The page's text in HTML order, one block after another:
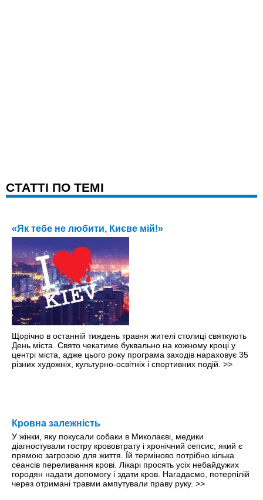
CТАТТІ ПО ТЕМІ
«Як тебе не любити, Києве мій!»
Щорічно в останній тиждень травня жителі столиці святкують
День міста. Свято чекатиме буквально на кожному кроці y
центрі міста, адже цього року програма заходів нараховує 35
різних художніх, культурно-освітніх і спортивних подій. >>
Кровна залежність
У жінки, яку покусали собаки в Миколаєві, медики
діагностували гостру крововтрату і хронічний сепсис, який є
прямою загрозою для життя. Їй терміново потрібно кілька
сеансів переливання крові. Лікарі просять усіх небайдужих
городян надати допомогу і здати кров. Нагадаємо, потерпілій
через отримані травми ампутували праву руку. >>